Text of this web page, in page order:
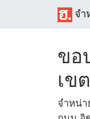
จำ
ขอ
เข
จำหน่